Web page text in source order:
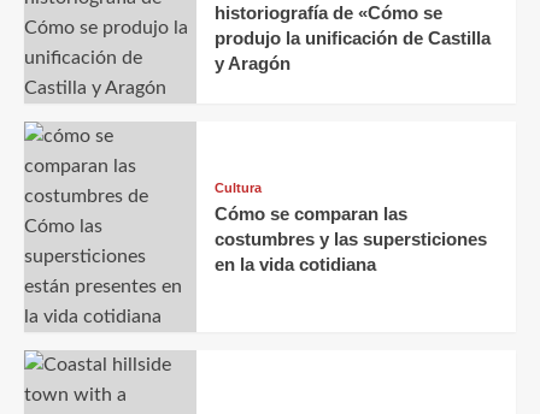
historiografía de «Cómo se
produjo la unificación de Castilla
y Aragón
Cultura
Cómo se comparan las
costumbres y las supersticiones
en la vida cotidiana